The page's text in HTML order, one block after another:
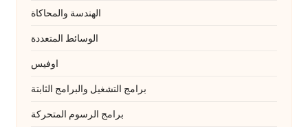
الهندسة والمحاكاة
الوسائط المتعددة
اوفيس
برامج التشغيل والبرامج الثابتة
برامج الرسوم المتحركة